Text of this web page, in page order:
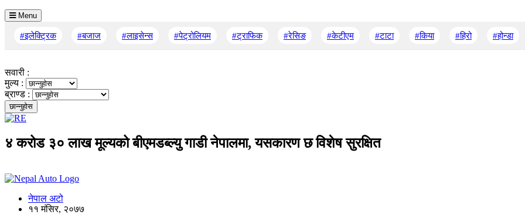
Menu
#इलेक्ट्रिक #बजाज #लाइसेन्स #पेट्रोलियम #ट्राफिक #रेसिङ #केटीएम #टाटा #किया #हिरो #होन्डा
सवारी :
मुल्य :
ब्राण्ड :
४ करोड ३० लाख मूल्यको बीएमडब्ल्यु गाडी नेपालमा, यसकारण छ विशेष सुरक्षित
नेपाल अटो
११ मंसिर, २०७७